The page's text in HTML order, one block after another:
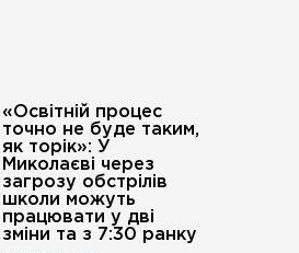
«Освітній процес
точно не буде таким,
як торік»: У
Миколаєві через
загрозу обстрілів
школи можуть
працювати у дві
зміни та з 7:30 ранку